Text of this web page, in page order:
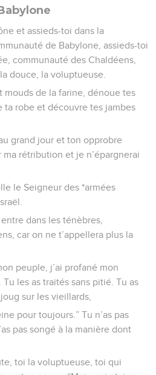
et assieds-toi dans la
de Babylone, assieds-toi
communauté des Chaldéens,
douce, la voluptueuse.
mouds de la farine, dénoue tes
ta robe et découvre tes jambes
grand jour et ton opprobre
ma rétribution et je n’épargnerai
le Seigneur des *armées
dans les ténèbres,
car on ne t’appellera plus la
peuple, j’ai profané mon
les as traités sans pitié. Tu as
sur les vieillards,
pour toujours.” Tu n’as pas
pas songé à la manière dont
toi la voluptueuse, toi qui